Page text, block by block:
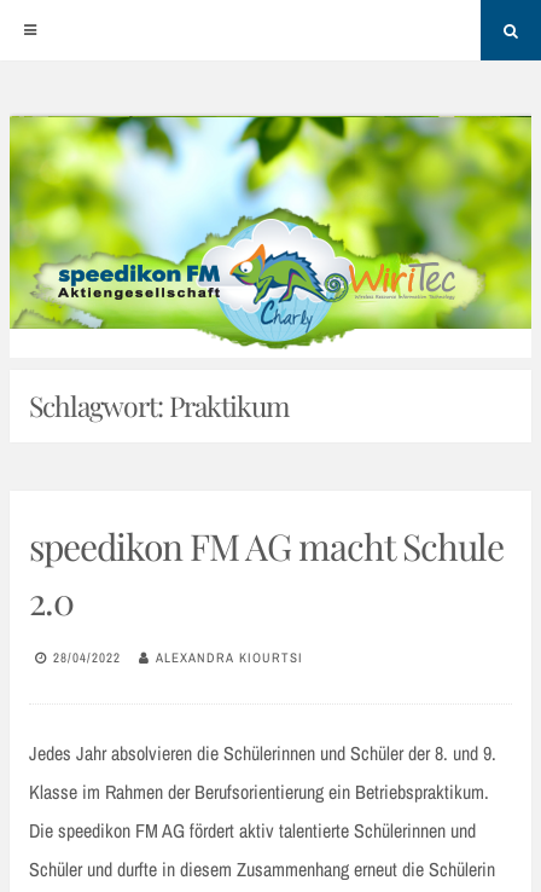
content
Schlagwort:Praktikum
speedikon FM AG macht Schule
2.0
28/04/2022 ALEXANDRA KIOURTSI
Jedes Jahr absolvieren die Schülerinnen und Schüler der 8. und 9.
Klasse im Rahmen der Berufsorientierung ein Betriebspraktikum.
Die speedikon FM AG fördert aktiv talentierte Schülerinnen und
Schüler und durfte in diesem Zusammenhang erneut die Schülerin